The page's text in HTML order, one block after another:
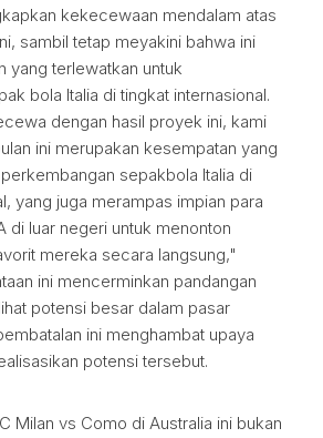
kekecewaan mendalam atas
sambil tetap meyakini bahwa ini
yang terlewatkan untuk
bola Italia di tingkat internasional.
dengan hasil proyek ini, kami
ini merupakan kesempatan yang
sepakbola Italia di
yang juga merampas impian para
di luar negeri untuk menonton
mereka secara langsung,"
ini mencerminkan pandangan
potensi besar dalam pasar
ini menghambat upaya
potensi tersebut.
Milan vs Como di Australia ini bukan